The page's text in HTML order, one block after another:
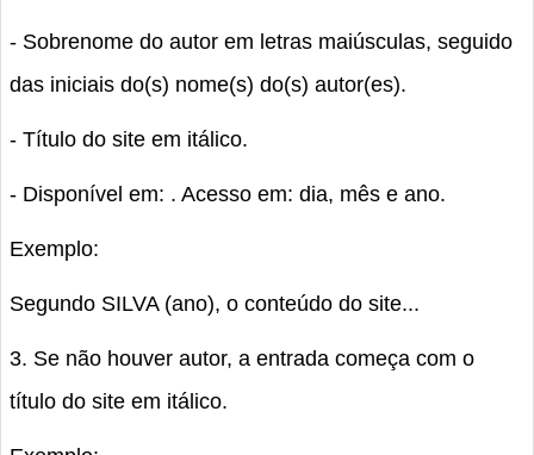
- Sobrenome do autor em letras maiúsculas, seguido
das iniciais do(s) nome(s) do(s) autor(es).
- Título do site em itálico.
- Disponível em: . Acesso em: dia, mês e ano.
Exemplo:
Segundo SILVA (ano), o conteúdo do site...
3. Se não houver autor, a entrada começa com o
título do site em itálico.